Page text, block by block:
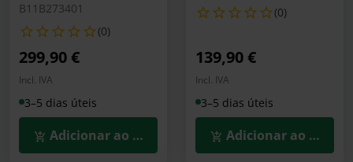
B11B273401
(0)
299,90 €
Incl. IVA
3–5 dias úteis
Adicionar ao Carrinho
(0)
139,90 €
Incl. IVA
3–5 dias úteis
Adicionar ao